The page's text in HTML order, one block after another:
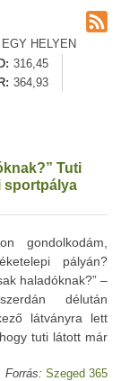
HELYEN
316,45
364,93
Tuti
sportpálya
gondolkodám,
pályán?
haladóknak?” –
délután
látványra lett
tuti látott már
Forrás: Szeged 365